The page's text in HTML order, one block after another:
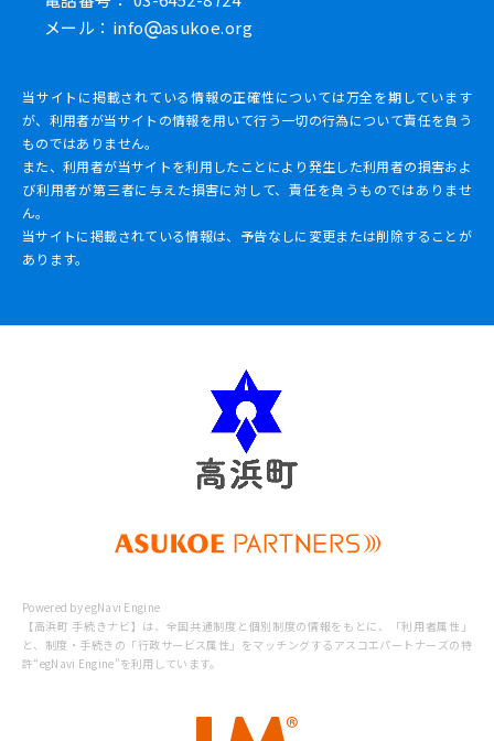
メール：info
asukoe.org
当サイトに掲載されている情報の正確性については万全を期しています
が、利用者が当サイトの情報を用いて行う一切の行為について責任を負う
ものではありません。
また、利用者が当サイトを利用したことにより発生した利用者の損害およ
び利用者が第三者に与えた損害に対して、責任を負うものではありませ
ん。
当サイトに掲載されている情報は、予告なしに変更または削除することが
あります。
Powered by egNavi Engine
【高浜町 手続きナビ】は、全国共通制度と個別制度の情報をもとに、
「利用者属性」
と、制度・手続きの「行政サービス属性」をマッチングするアスコエパートナーズの特
許“egNavi Engine”を利用しています。